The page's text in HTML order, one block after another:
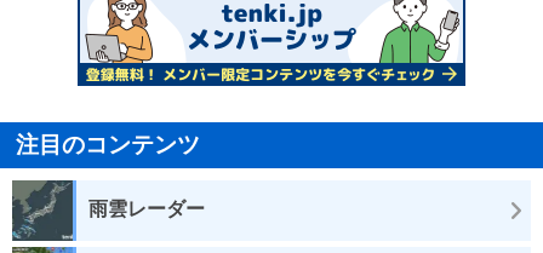
注目のコンテンツ
雨雲レーダー